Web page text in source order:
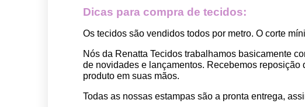
Dicas para compra de tecidos:
Os tecidos são vendidos todos por metro. O corte
Nós da Renatta Tecidos trabalhamos basicamente
de novidades e lançamentos. Recebemos
produto em suas mãos.
Todas as nossas estampas são a pronta entrega,